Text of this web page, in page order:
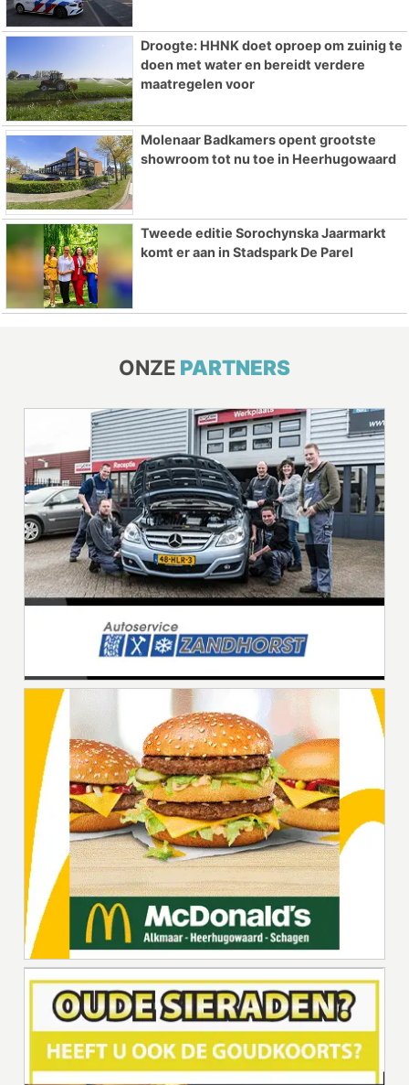
Droogte: HHNK doet oproep om zuinig te
doen met water en bereidt verdere
maatregelen voor
Molenaar Badkamers opent grootste
showroom tot nu toe in Heerhugowaard
Tweede editie Sorochynska Jaarmarkt
komt er aan in Stadspark De Parel
ONZE PARTNERS